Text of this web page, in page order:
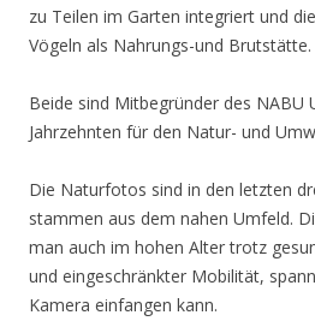
zu Teilen im Garten integriert und
Vögeln als Nahrungs-und Brutstätte.
Beide sind Mitbegründer des NABU
Jahrzehnten für den Natur- und
Die Naturfotos sind in den letzten
stammen aus dem nahen Umfeld.
man auch im hohen Alter trotz
und eingeschränkter Mobilität,
Kamera einfangen kann.